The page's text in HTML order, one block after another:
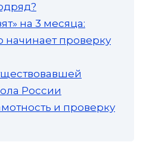
на 3 месяца:
проверку
России
и проверку